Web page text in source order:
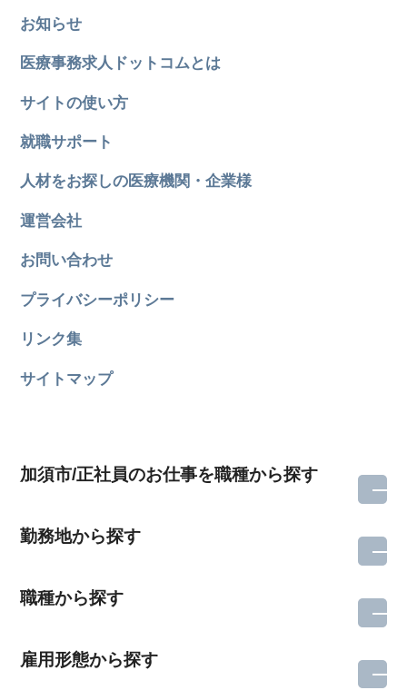
お知らせ
医療事務求人ドットコムとは
サイトの使い方
就職サポート
人材をお探しの医療機関・企業様
運営会社
お問い合わせ
プライバシーポリシー
リンク集
サイトマップ
加須市/正社員のお仕事を職種から探す
勤務地から探す
職種から探す
雇用形態から探す